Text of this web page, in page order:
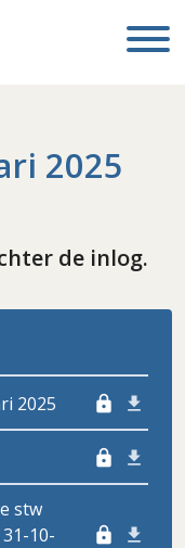
2025
de inlog.
2025 lock
lock
stw
10-
lock